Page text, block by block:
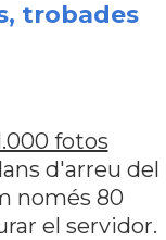
trobades
fotos
d'arreu del
només 80
el servidor.